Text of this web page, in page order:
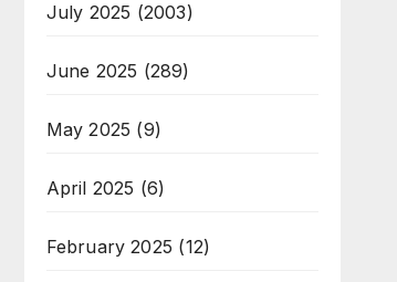
July 2025 (2003)
June 2025 (289)
May 2025 (9)
April 2025 (6)
February 2025 (12)